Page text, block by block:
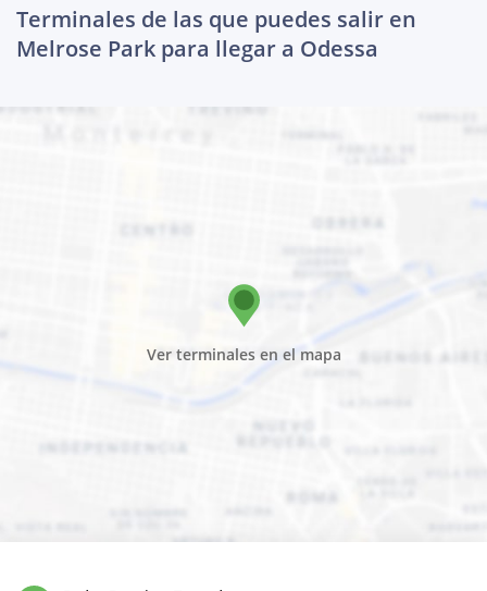
Terminales de las que puedes salir en
Melrose Park para llegar a Odessa
Ver terminales en el mapa